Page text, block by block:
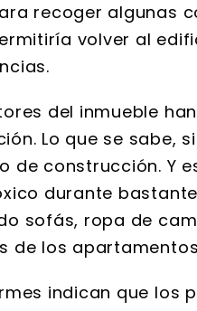
recoger algunas
volver al
del inmueble
Lo que se sabe,
de construcción. Y
durante
sofás, ropa de
de los
indican que los